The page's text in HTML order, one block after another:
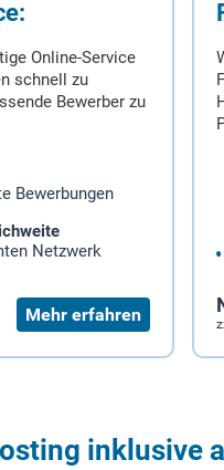
Online-Service
schnell zu
Bewerber zu
Bewerbungen
Netzwerk
Mehr erfahren
inklusive